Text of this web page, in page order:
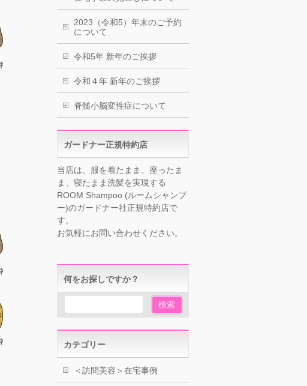
2023（令和5）年末のご予約
について
令和5年 新年のご挨拶
令和４年 新年のご挨拶
脊髄小脳変性症について
ガードナー正規特約店
当店は、服を着たまま、座ったま
ま、寝たまま洗髪を実現する
ROOM Shampoo (ルームシャンプ
ー)のガードナー社正規特約店で
す。
お気軽にお問い合わせください。
何をお探しですか？
カテゴリー
＜訪問美容＞在宅事例